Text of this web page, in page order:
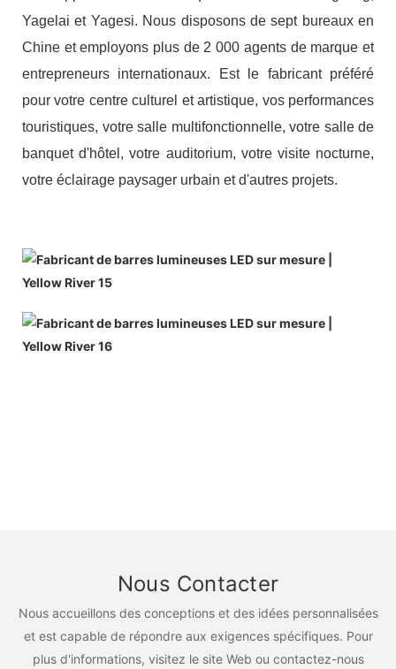
Yagelai et Yagesi. Nous disposons de sept bureaux en
Chine et employons plus de 2 000 agents de marque et
entrepreneurs internationaux. Est le fabricant préféré
pour votre centre culturel et artistique, vos performances
touristiques, votre salle multifonctionnelle, votre salle de
banquet d'hôtel, votre auditorium, votre visite nocturne,
votre éclairage paysager urbain et d'autres projets.
Nous Contacter
Nous accueillons des conceptions et des idées personnalisées
et est capable de répondre aux exigences spécifiques. Pour
plus d'informations, visitez le site Web ou contactez-nous